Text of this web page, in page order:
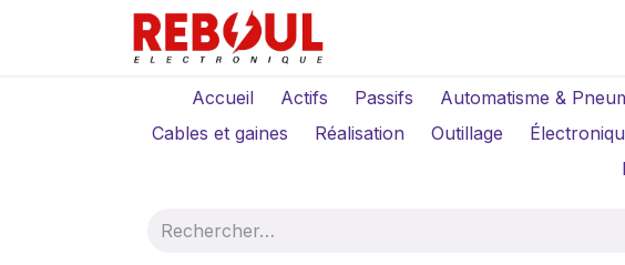
Se rendre au contenu
Accueil Actifs Passifs Automatisme &
Cables et gaines
Réalisation Outillage